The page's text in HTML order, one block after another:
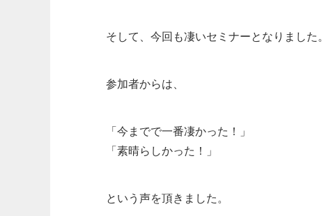
そして、今回も凄いセミナーとなりました。
参加者からは、
「今までで一番凄かった！」
「素晴らしかった！」
という声を頂きました。